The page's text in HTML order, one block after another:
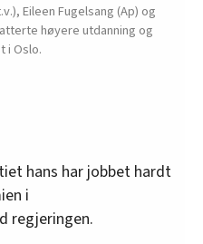
Eileen Fugelsang (Ap) og
høyere utdanning og
i Oslo.
hans har jobbet hardt
i
regjeringen.